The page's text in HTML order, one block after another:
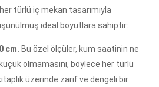
türlü iç mekan tasarımıyla
ideal boyutlara sahiptir:
cm. Bu özel ölçüler, kum saatinin ne
olmamasını, böylece her türlü
üzerinde zarif ve dengeli bir